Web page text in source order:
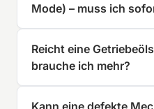
Mode) – muss ich
Reicht eine
brauche ich mehr?